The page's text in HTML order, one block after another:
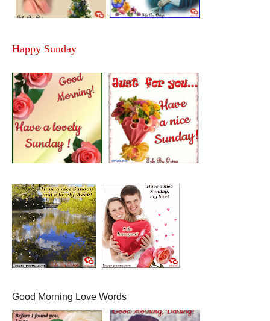
Happy Sunday
Good Morning Love Words